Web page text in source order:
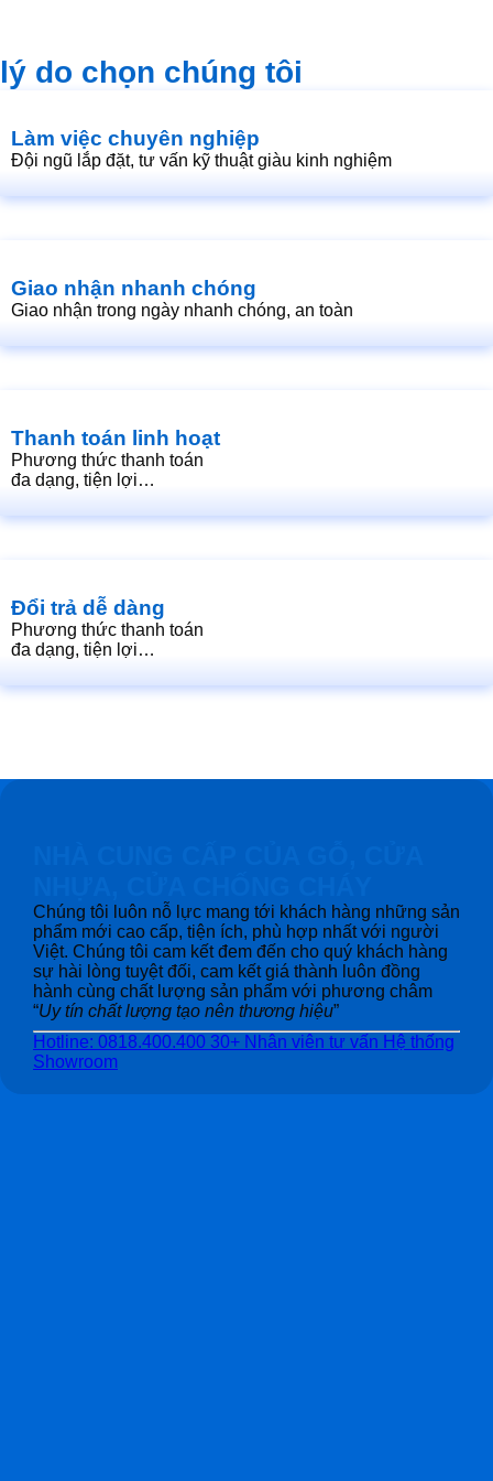
lý do chọn chúng tôi
Làm việc chuyên nghiệp
Đội ngũ lắp đặt, tư vấn kỹ thuật giàu kinh nghiệm
Giao nhận nhanh chóng
Giao nhận trong ngày nhanh chóng, an toàn
Thanh toán linh hoạt
Phương thức thanh toán
đa dạng, tiện lợi…
Đổi trả dễ dàng
Phương thức thanh toán
đa dạng, tiện lợi…
Chúng tôi luôn nỗ lực mang tới khách hàng những sản
phẩm mới cao cấp, tiện ích, phù hợp nhất với người
Việt. Chúng tôi cam kết đem đến cho quý khách hàng
sự hài lòng tuyệt đối, cam kết giá thành luôn đồng
hành cùng chất lượng sản phẩm với phương châm
“Uy tín chất lượng tạo nên thương hiệu”
Hotline: 0818.400.400 30+ Nhân viên tư vấn Hệ thống
Showroom